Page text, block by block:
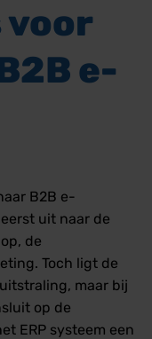
voor
e-
B2B e-
uit naar de
de
Toch ligt de
maar bij
op de
ERP systeem een